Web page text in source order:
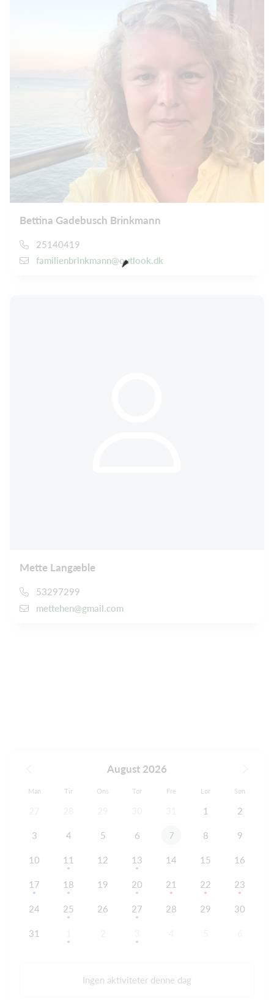
Bettina Gadebusch Brinkmann
25140419
familienbrinkmann@outlook.dk
Mette Langæble
53297299
mettehen@gmail.com
August 2026
Man Tir Ons Tor Fre Lør Søn
1 2
3 4 5 6 7 8 9
10 11 12 13 14 15 16
17 18 19 20 21 22 23
24 25 26 27 28 29 30
31
Ingen aktiviteter denne dag